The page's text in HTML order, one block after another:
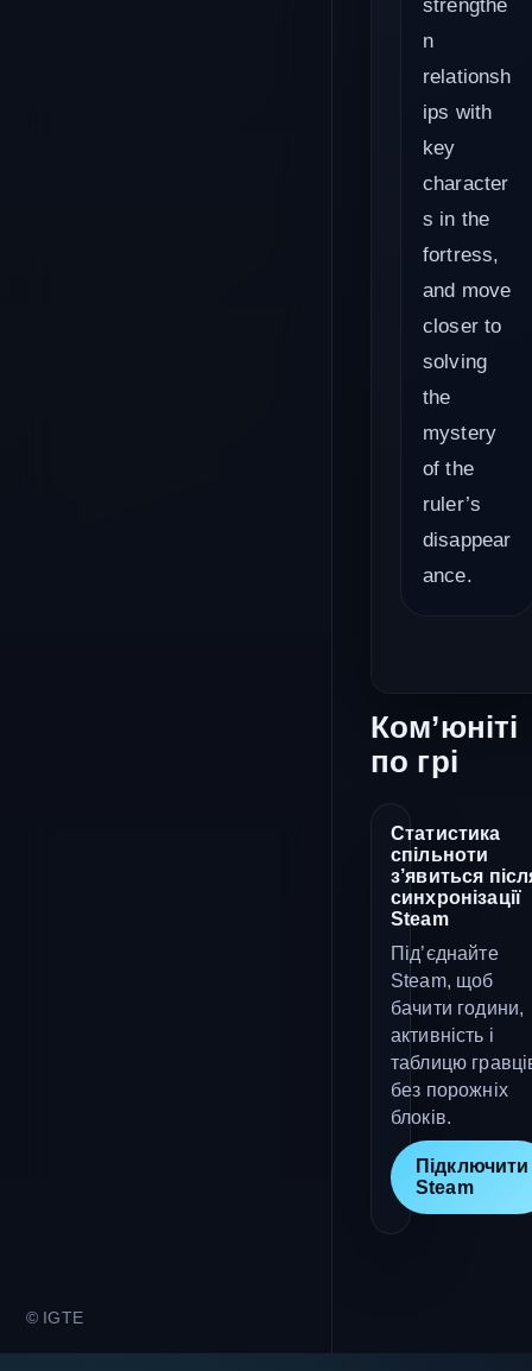
© IGTE
strengthe
n
relationsh
ips with
key
character
s in the
fortress,
and move
closer to
solving
the
mystery
of the
ruler’s
disappear
ance.
Ком’юніті
по грі
Статистика
спільноти
з’явиться
синхронізації
Steam
Під’єднайте
Steam, щоб
бачити години,
активність і
таблицю
без порожніх
блоків.
Підключити
Steam